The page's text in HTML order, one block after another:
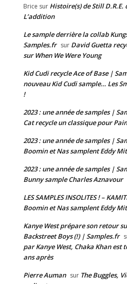
Brice sur Histoire(s) de Still D.R.E.
L’addition
Le sample derrière la collab
Samples.fr sur David Guetta
sur When We Were Young
Kid Cudi recycle Ace of Base |
nouveau Kid Cudi sample… Les
!
2023 : une année de samples |
Cat recycle un classique pour
2023 : une année de samples |
Boomin et Nas samplent Eddy
2023 : une année de samples |
Bunny sample Charles Aznavour
LES SAMPLES INSOLITES ! –
Boomin et Nas samplent Eddy
Kanye West prépare son retour
Backstreet Boys (!) | Samples.fr
par Kanye West, Chaka Khan est
ans après
Pierre Auman sur The Buggles,